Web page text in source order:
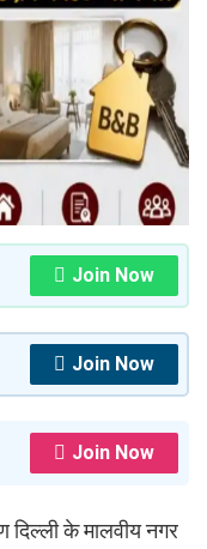
Join Now
Join Now
Join Now
दिल्ली के मालवीय नगर